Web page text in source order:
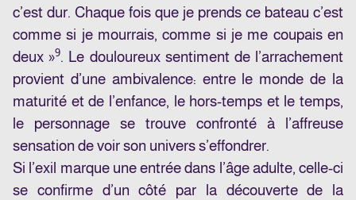
c’est dur. Chaque fois que je prends ce bateau c’est
comme si je mourrais, comme si je me coupais en
deux »9. Le douloureux sentiment de l’arrachement
provient d’une ambivalence: entre le monde de la
maturité et de l’enfance, le hors-temps et le temps,
le personnage se trouve confronté à l’affreuse
sensation de voir son univers s’effondrer.
Si l’exil marque une entrée dans l’âge adulte, celle-ci
se confirme d’un côté par la découverte de la